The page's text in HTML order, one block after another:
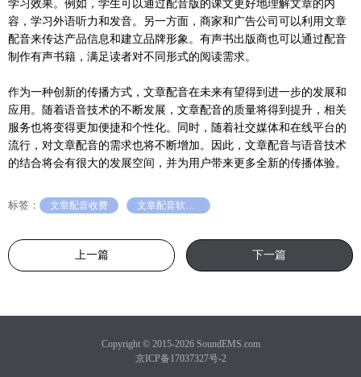
学习效果。例如，学生可以通过配音版的课文更好地理解文章的内
容，学习外语听力和发音。另一方面，商家和广告公司可以利用文章
配音来传达产品信息和建立品牌形象。有声书出版商也可以通过配音
制作有声书籍，满足读者对不同形式的阅读需求。
作为一种创新的传播方式，文章配音在未来有望得到进一步的发展和
应用。随着语音技术的不断发展，文章配音的质量将得到提升，相关
服务也将变得更加便捷和个性化。同时，随着社交媒体和在线平台的
流行，对文章配音的需求也将不断增加。因此，文章配音与语音技术
的结合将会有很大的发展空间，并为用户带来更多全新的传播体验。
标签： 文章配音收费
上一篇 下一篇
Copyright © 2015-2026 SoundEMS.com
京ICP备17037327号-2